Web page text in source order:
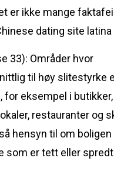
er ikke mange
33): Områder hvor
til høy slitestyrke
for eksempel i butikker,
restauranter og
hensyn til om
som er tett eller spredt